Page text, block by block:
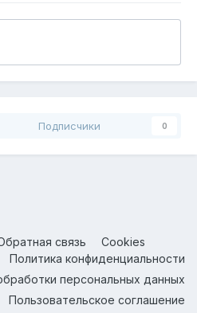
Подписчики 0
связь
Cookies
Политика конфиденциальности
персональных данных
Пользовательское соглашение